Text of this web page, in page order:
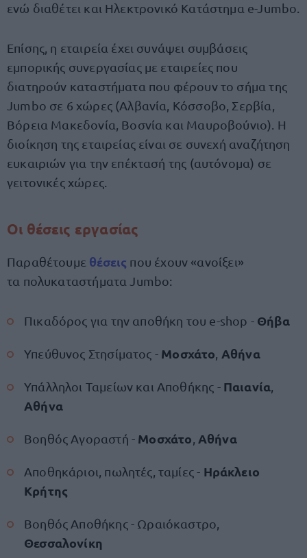
ενώ διαθέτει και Ηλεκτρονικό Κατάστημα e-Jumbo.
Επίσης, η εταιρεία έχει συνάψει συμβάσεις
εμπορικής συνεργασίας με εταιρείες που
διατηρούν καταστήματα που φέρουν το σήμα της
Jumbo σε 6 χώρες (Αλβανία, Κόσσοβο, Σερβία,
Βόρεια Μακεδονία, Βοσνία και Μαυροβούνιο). Η
διοίκηση της εταιρείας είναι σε συνεχή αναζήτηση
ευκαιριών για την επέκτασή της (αυτόνομα) σε
γειτονικές χώρες.
Οι θέσεις εργασίας
Παραθέτουμε θέσεις που έχουν «ανοίξει»
τα πολυκαταστήματα Jumbo:
Πικαδόρος για την αποθήκη του e-shop - Θήβα
Υπεύθυνος Στησίματος - Μοσχάτο Αθήνα
Υπάλληλοι Ταμείων και Αποθήκης - Παιανία
Αθήνα
Βοηθός Αγοραστή - Μοσχάτο Αθήνα
Αποθηκάριοι, πωλητές, ταμίες - Ηράκλειο
Κρήτης
Βοηθός Αποθήκης - Ωραιόκαστρο,
Θεσσαλονίκη